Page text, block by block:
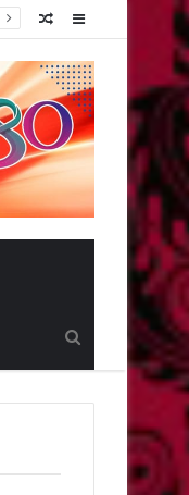
Sidebar
Random